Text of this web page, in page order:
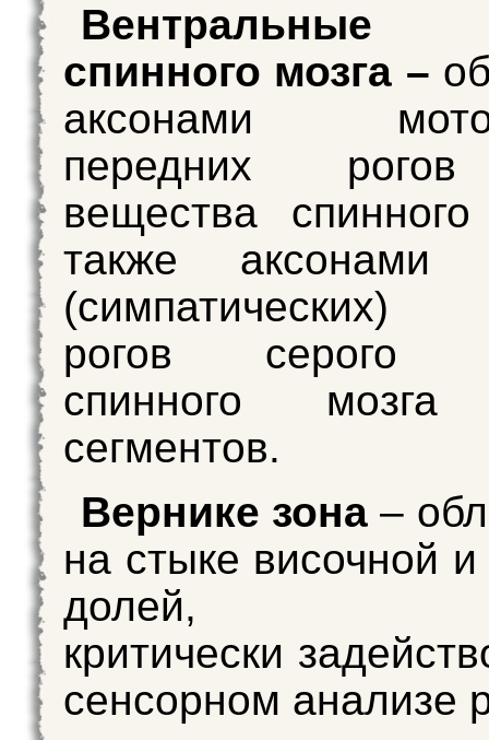
Вентральные
спинного мозга –
аксонами
передних
вещества
также аксонами
(симпатических)
рогов серого
спинного мозга
сегментов.
Вернике зона –
на стыке височной
долей,
критически
сенсорном анализе